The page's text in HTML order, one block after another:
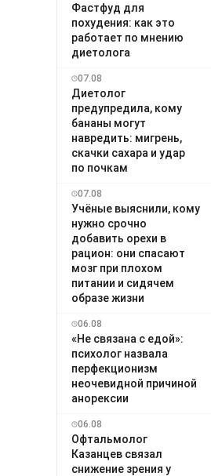
Фастфуд для
похудения: как это
работает по мнению
диетолога
07.08
Диетолог
предупредила, кому
бананы могут
навредить: мигрень,
скачки сахара и удар
по почкам
07.08
Учёные выяснили, кому
нужно срочно
добавить орехи в
рацион: они спасают
мозг при плохом
питании и сидячем
образе жизни
06.08
«Не связана с едой»:
психолог назвала
перфекционизм
неочевидной причиной
анорексии
06.08
Офтальмолог
Казанцев связал
снижение зрения у